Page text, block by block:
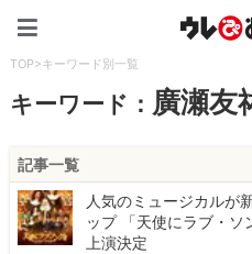
TOP>キーワード別一覧
キーワード： 廣瀬友
記事一覧
人気のミュージカルが
ップ 「天使にラブ・ソ
上演決定